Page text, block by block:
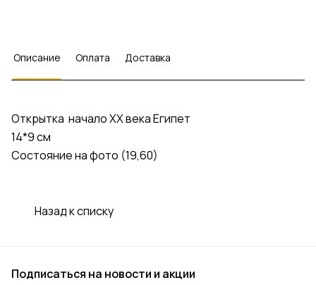
Описание Оплата Доставка
Открытка начало ХХ века Египет
14*9 см
Состояние на фото (19,60)
Назад к списку
Подписаться на новости и акции